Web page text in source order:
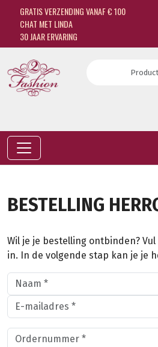
GRATIS VERZENDING VANAF € 100
CHAT MET LINDA
30 JAAR ERVARING
BESTELLING
Wil je je bestelling ontbinden?
in. In de volgende stap kan je je